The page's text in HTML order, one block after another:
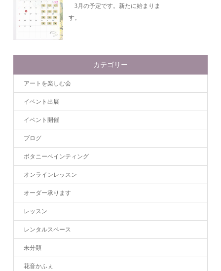
3月の予定です。新たに始まりま
す。
カテゴリー
アートを楽しむ会
イベント出展
イベント開催
ブログ
ボタニーペインティング
オンラインレッスン
オーダー承ります
レッスン
レンタルスペース
未分類
花音かふぇ